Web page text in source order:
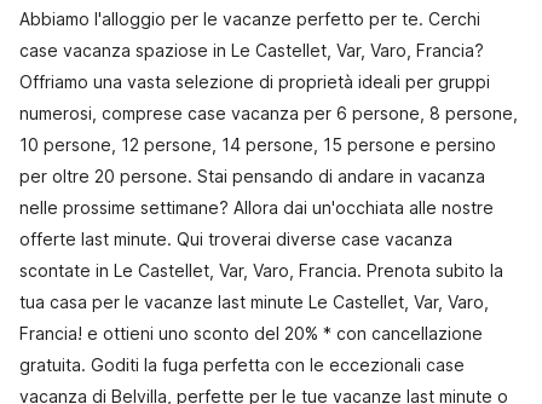
Abbiamo l'alloggio per le vacanze perfetto per te. Cerchi
case vacanza spaziose in Le Castellet, Var, Varo, Francia?
Offriamo una vasta selezione di proprietà ideali per gruppi
numerosi, comprese case vacanza per 6 persone, 8 persone,
10 persone, 12 persone, 14 persone, 15 persone e persino
per oltre 20 persone. Stai pensando di andare in vacanza
nelle prossime settimane? Allora dai un'occhiata alle nostre
offerte last minute. Qui troverai diverse case vacanza
scontate in Le Castellet, Var, Varo, Francia. Prenota subito la
tua casa per le vacanze last minute Le Castellet, Var, Varo,
Francia! e ottieni uno sconto del 20% * con cancellazione
gratuita. Goditi la fuga perfetta con le eccezionali case
vacanza di Belvilla, perfette per le tue vacanze last minute o